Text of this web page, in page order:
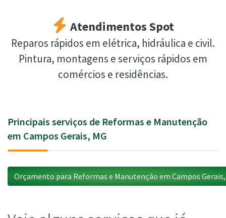
Atendimentos Spot
Reparos rápidos em elétrica, hidráulica e civil.
Pintura, montagens e serviços rápidos em
comércios e residências.
Principais serviços de Reformas e Manutenção
em Campos Gerais, MG
Orçamento para Reformas e Manutenção em Campos Gerais,